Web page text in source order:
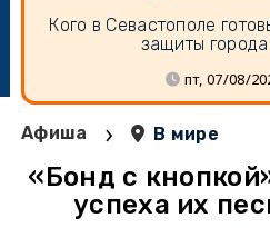
Кого в Севастополе
защиты
пт, 07/08/
Афиша › В мире
«Бонд с
успеха их